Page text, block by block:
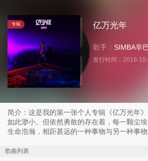
专辑 亿万光年
歌手： SIMBA辛
发行时间： 2018-
简介：这是我的第一张个人专辑《亿万光年
如此渺小。但依然勇敢的存在着，每一颗尘埃
生命浩瀚，相距甚远的一种事物与另一种事物
当听到我们共同经历过的时代，看到我们共同
歌曲列表